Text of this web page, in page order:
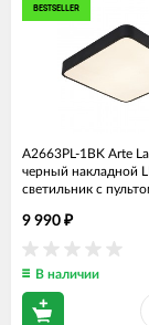
BESTSELLER
A2663PL-1BK Arte
черный накладной
светильник с
9 990 ₽
В наличии